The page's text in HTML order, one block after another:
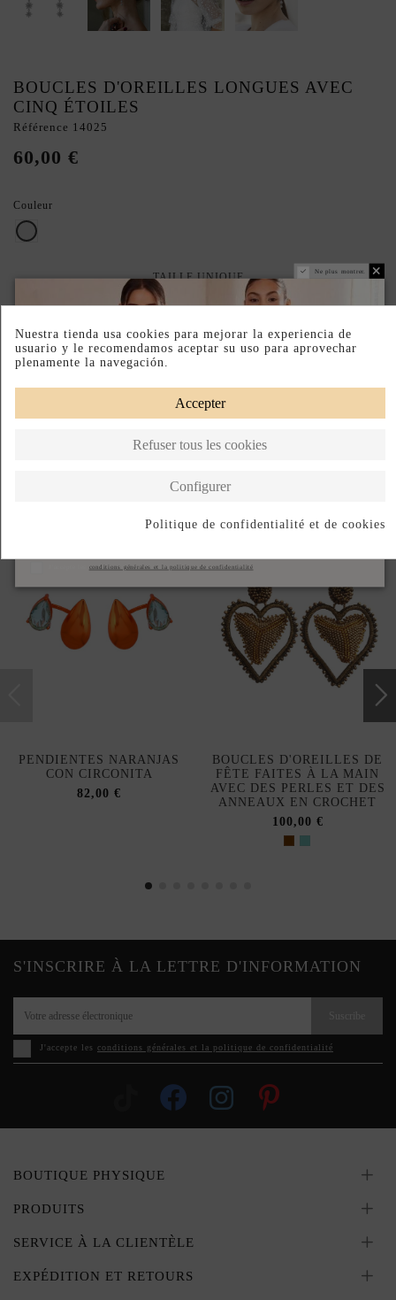
BOUCLES D'OREILLES LONGUES AVEC
CINQ ÉTOILES
Référence 14025
60,00 €
Couleur
Argent
TAILLE UNIQUE
Paiement échelonné Retours faciles Fabriqué en Espagne
DESCRIPTION SHORT
DESCRIPTION
PENDIENTES NARANJAS
CON CIRCONITA
82,00 €
BOUCLES D'OREILLES DE
FÊTE FAITES À LA MAIN
AVEC DES PERLES ET DES
ANNEAUX EN CROCHET
100,00 €
S'INSCRIRE À LA LETTRE D'INFORMATION
J'accepte les conditions générales et la politique de confidentialité
BOUTIQUE PHYSIQUE
PRODUITS
SERVICE À LA CLIENTÈLE
EXPÉDITION ET RETOURS
Ne plus montrer.
conditions générales et la politique de confidentialité
Nuestra tienda usa cookies para mejorar la experiencia de
usuario y le recomendamos aceptar su uso para aprovechar
plenamente la navegación.
Accepter
Refuser tous les cookies
Configurer
Politique de confidentialité et de cookies